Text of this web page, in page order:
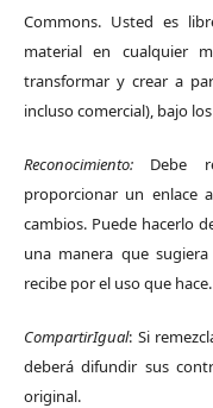
Commons. Usted es
material en cualquier
transformar y crear a
incluso comercial), bajo
Reconocimiento: Debe
proporcionar un enlace
cambios. Puede hacerlo
una manera que
recibe por el uso que hace.
CompartirIgual: Si
deberá difundir sus
original.